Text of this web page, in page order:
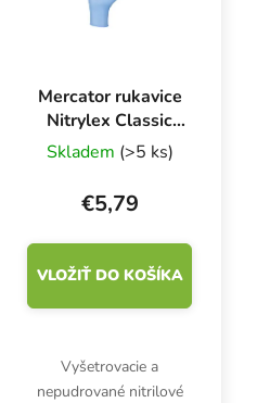
Mercator rukavice
Nitrylex Classic
BLUE L, 100 ks
Skladem (>5 ks)
€5,79
VLOŽIŤ DO KOŠÍKA
Vyšetrovacie a
nepudrované nitrilové